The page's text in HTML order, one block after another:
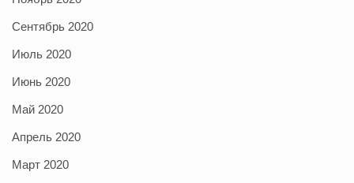
Сентябрь 2020
Июль 2020
Июнь 2020
Май 2020
Апрель 2020
Март 2020